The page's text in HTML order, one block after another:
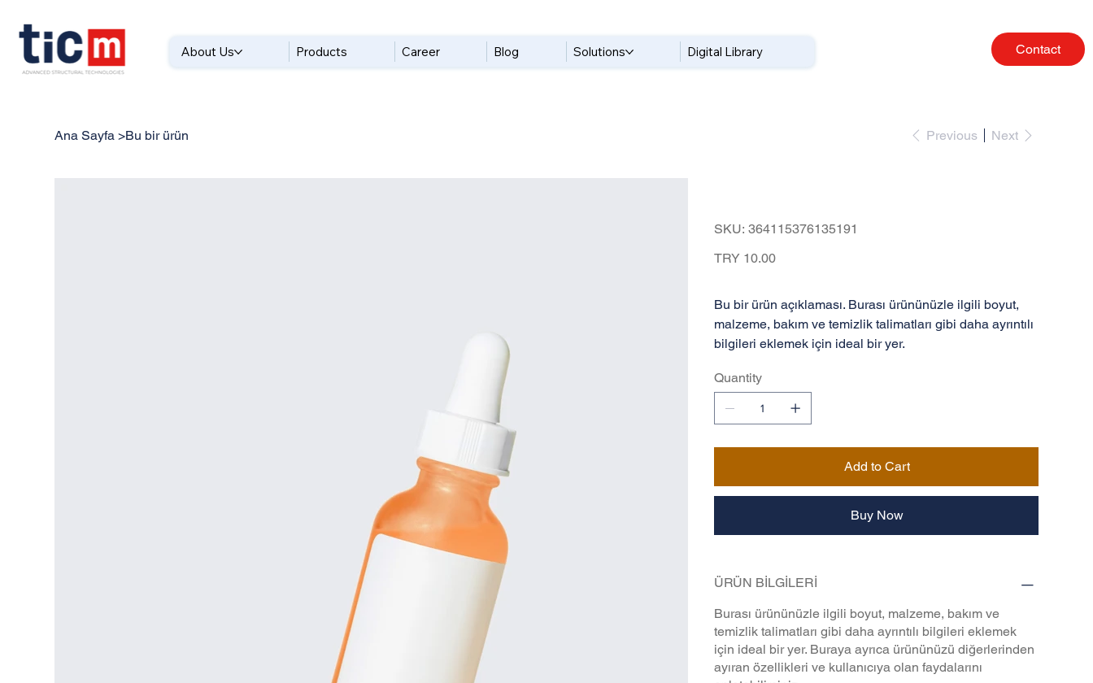
About Us Products Career Blog Solutions Digital Library Contact
Ana Sayfa >Bu bir ürün Previous Next
SKU: SKU
364115376135191
364115376135191
Price
TRY 10.00
Bu bir ürün açıklaması. Burası ürününüzle ilgili boyut,
malzeme, bakım ve temizlik talimatları gibi daha ayrıntılı
bilgileri eklemek için ideal bir yer.
Quantity
Add to Cart
Buy Now
ÜRÜN BİLGİLERİ
Burası ürününüzle ilgili boyut, malzeme, bakım ve
temizlik talimatları gibi daha ayrıntılı bilgileri eklemek
için ideal bir yer. Buraya ayrıca ürününüzü diğerlerinden
ayıran özellikleri ve kullanıcıya olan faydalarını